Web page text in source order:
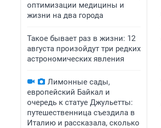
оптимизации медицины и
жизни на два города
Такое бывает раз в жизни: 12
августа произойдут три редких
астрономических явления
Лимонные сады,
европейский Байкал и
очередь к статуе Джульетты:
путешественница съездила в
Италию и рассказала, сколько